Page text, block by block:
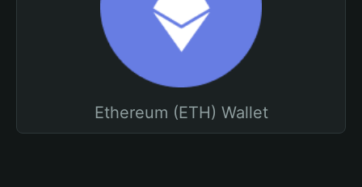
Ethereum (ETH) Wallet